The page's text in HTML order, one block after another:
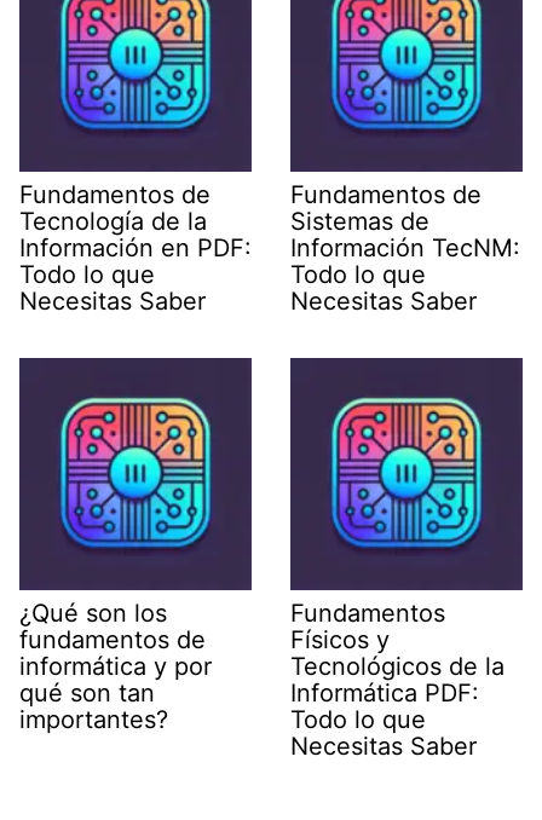
Fundamentos de
Tecnología de la
Información en PDF:
Todo lo que
Necesitas Saber
Fundamentos de
Sistemas de
Información TecNM:
Todo lo que
Necesitas Saber
¿Qué son los
fundamentos de
informática y por
qué son tan
importantes?
Fundamentos
Físicos y
Tecnológicos de la
Informática PDF:
Todo lo que
Necesitas Saber